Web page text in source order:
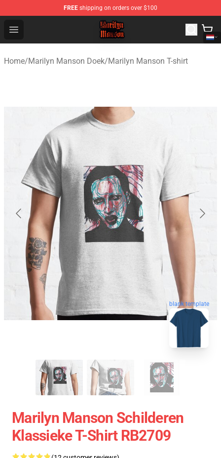
FREE shipping on orders over $100
Open menu
Marilyn Manson Shop - Official Marilyn Manson
Home/Marilyn Manson Doek/Marilyn Manson T-shirt
blank template
Marilyn Manson Schilderen
Klassieke T-Shirt RB2709